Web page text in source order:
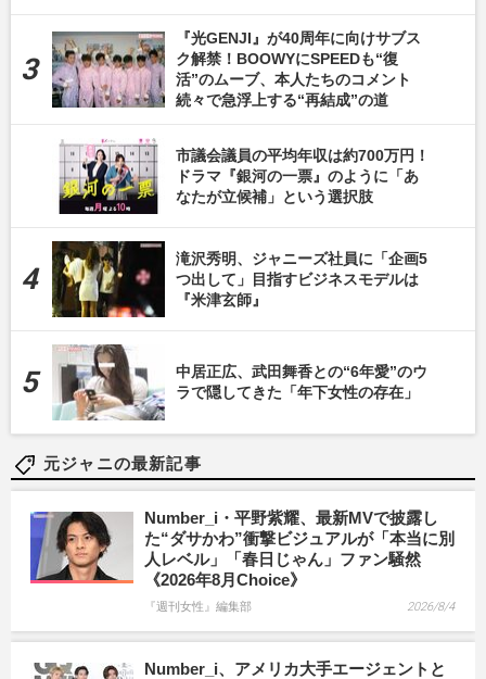
『光GENJI』が40周年に向けサブス
ク解禁！BOOWYにSPEEDも“復
活”のムーブ、本人たちのコメント
続々で急浮上する“再結成”の道
市議会議員の平均年収は約700万円！
ドラマ『銀河の一票』のように「あ
なたが立候補」という選択肢
滝沢秀明、ジャニーズ社員に「企画5
つ出して」目指すビジネスモデルは
『米津玄師』
中居正広、武田舞香との“6年愛”のウ
ラで隠してきた「年下女性の存在」
元ジャニの最新記事
Number_i・平野紫耀、最新MVで披露し
た“ダサかわ”衝撃ビジュアルが「本当に別
人レベル」「春日じゃん」ファン騒然
《2026年8月Choice》
『週刊女性』編集部 2026/8/4
Number_i、アメリカ大手エージェントと